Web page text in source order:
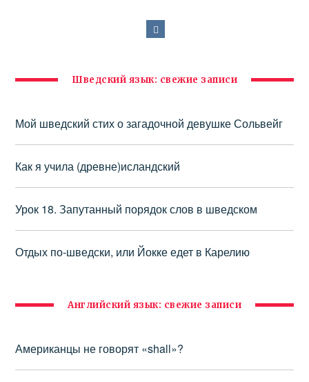
Шведский язык: свежие записи
Мой шведский стих о загадочной девушке Сольвейг
Как я учила (древне)исландский
Урок 18. Запутанный порядок слов в шведском
Отдых по-шведски, или Йокке едет в Карелию
Английский язык: свежие записи
Американцы не говорят «shall»?